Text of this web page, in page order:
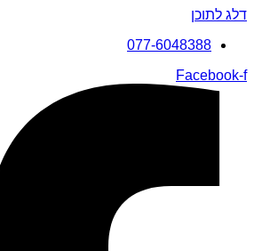
דלג לתוכן
077-6048388
Facebook-f